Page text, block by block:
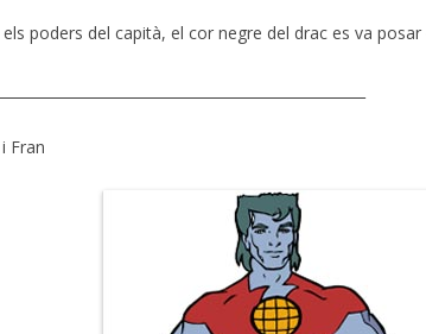
poders del capità, el cor negre del drac es va
Fran